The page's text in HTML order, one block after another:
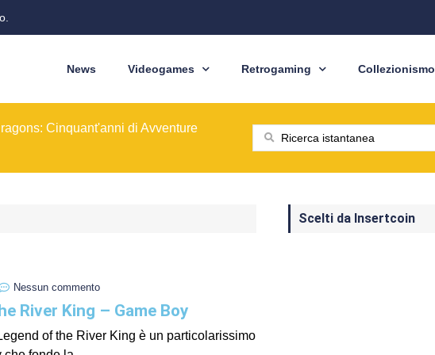
News Videogames Retrogaming Collezionismo
del modello originale
le sale giochi nel 1989
Cinquant'anni di Avventure
dal pixel al Sottosopra
BioWare
nostre tasche
del modello originale
le sale giochi nel 1989
Nessun commento
River King – Game Boy
of the River King è un particolarissimo
Scelti da Insertcoin